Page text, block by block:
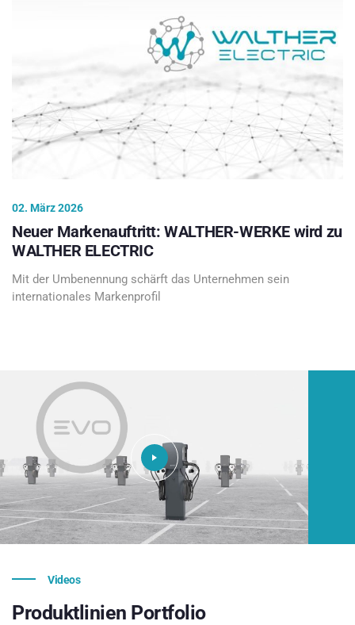
02. März 2026
Neuer Markenauftritt: WALTHER-WERKE wird zu
WALTHER ELECTRIC
Mit der Umbenennung schärft das Unternehmen sein
internationales Markenprofil
Videos
Produktlinien Portfolio